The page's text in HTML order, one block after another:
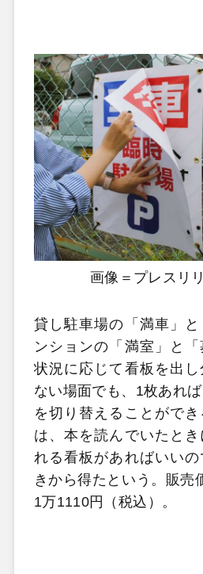
画像＝プレスリ
貸し駐車場の「満車」
ンションの「満室」と
状況に応じて看板を出
ない場面でも、1枚あれ
を切り替えることがで
は、本を読んでいたとき
れる看板があればいい
きから得たという。販売
1万1110円（税込）。